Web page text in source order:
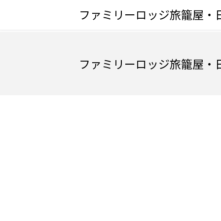
ファミリーロッジ旅籠屋・
ファミリーロッジ旅籠屋・